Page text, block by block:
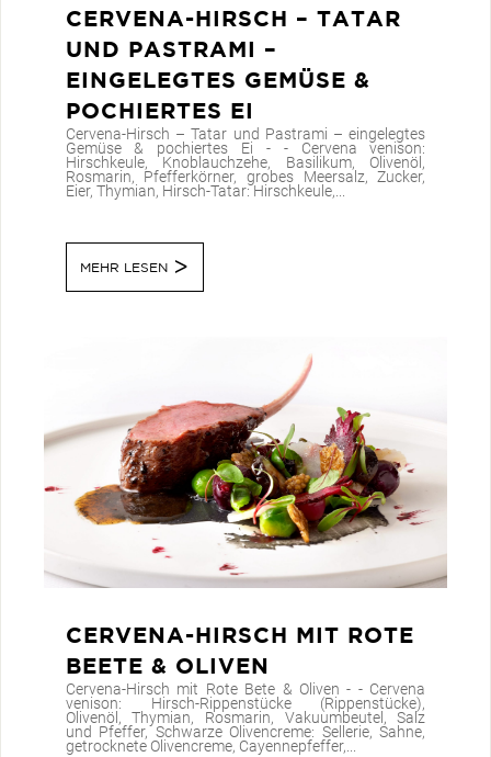
CERVENA-HIRSCH – TATAR
UND PASTRAMI –
EINGELEGTES GEMÜSE &
POCHIERTES EI
Cervena-Hirsch – Tatar und Pastrami – eingelegtes
Gemüse & pochiertes Ei - - Cervena venison:
Hirschkeule, Knoblauchzehe, Basilikum, Olivenöl,
Rosmarin, Pfefferkörner, grobes Meersalz, Zucker,
Eier, Thymian, Hirsch-Tatar: Hirschkeule,...
MEHR LESEN
CERVENA-HIRSCH MIT ROTE
BEETE & OLIVEN
Cervena-Hirsch mit Rote Bete & Oliven - - Cervena
venison: Hirsch-Rippenstücke (Rippenstücke),
Olivenöl, Thymian, Rosmarin, Vakuumbeutel, Salz
und Pfeffer, Schwarze Olivencreme: Sellerie, Sahne,
getrocknete Olivencreme, Cayennepfeffer,...